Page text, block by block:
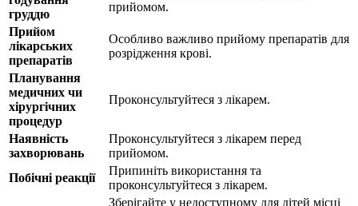
груддю
прийомом.
Прийом
лікарських
препаратів
Особливо важливо прийому препаратів для
розрідження крові.
Планування
медичних чи
хірургічних
процедур
Проконсультуйтеся з лікарем.
Наявність
захворювань
Проконсультуйтеся з лікарем перед
прийомом.
Побічні реакції
Припиніть використання та
проконсультуйтеся з лікарем.
Зберігайте у недоступному для дітей місці